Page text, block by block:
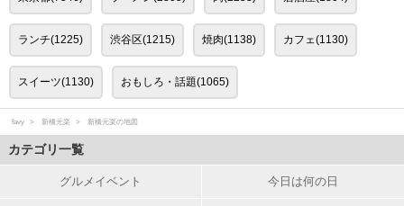
ランチ(1225) 渋谷区(1215) 焼肉(1138) カフェ(1130)
スイーツ(1130) おもしろ・話題(1065)
favy 新橋元楽 新橋元楽の地図
カテゴリ一覧
グルメイベント 今日は何の日